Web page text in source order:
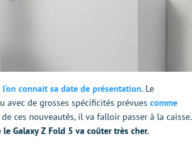
connait sa date de présentation. Le
de grosses spécificités prévues comme
ces nouveautés, il va falloir passer à la caisse.
le Galaxy Z Fold 5 va coûter très cher.